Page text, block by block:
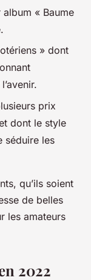
« Baume
» dont
prix
dont le style
séduire les
qu’ils soient
de belles
les amateurs
2022